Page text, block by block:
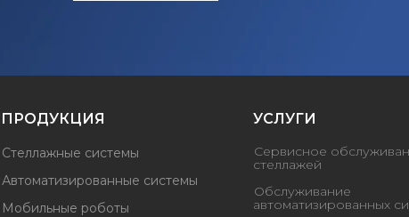
ПРОДУКЦИЯ УСЛУГИ
Стеллажные системы
Автоматизированные системы
Мобильные роботы
Сервисное
стеллажей
Обслуживание
автоматизированных